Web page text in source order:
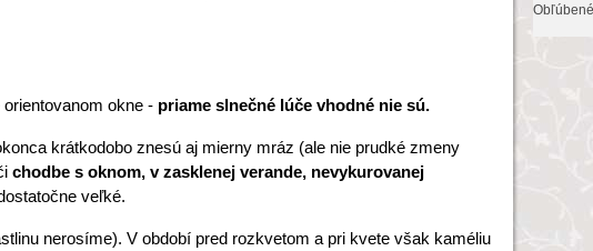
okne - priame slnečné lúče vhodné nie sú.
krátkodobo znesú aj mierny mráz (ale nie prudké zmeny
chodbe s oknom, v zasklenej verande, nevykurovanej
veľké.
nerosíme). V období pred rozkvetom a pri kvete však kaméliu
Obľúbené